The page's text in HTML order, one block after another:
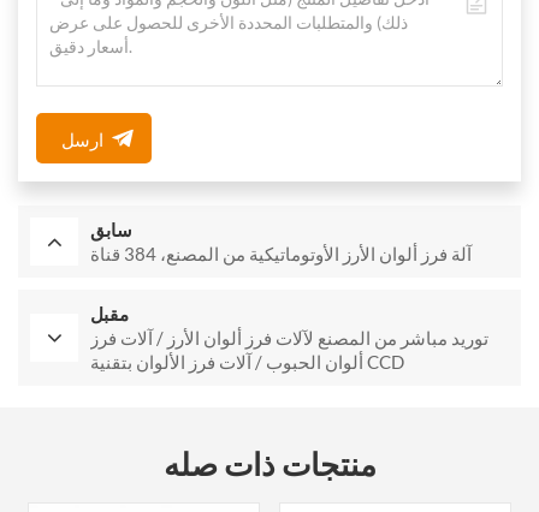
ارسل
سابق
آلة فرز ألوان الأرز الأوتوماتيكية من المصنع، 384 قناة
مقبل
توريد مباشر من المصنع لآلات فرز ألوان الأرز / آلات فرز
ألوان الحبوب / آلات فرز الألوان بتقنية CCD
منتجات ذات صله